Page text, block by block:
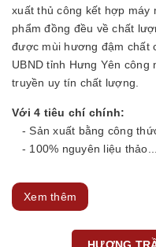
xuất thủ công kết hợp máy
phẩm đồng đều về chất
được mùi hương đậm chất
UBND tỉnh Hưng Yên
truyền uy tín chất lượng.
Với 4 tiêu chí chính:
- Sản xuất bằng công
- 100% nguyên liệu thảo...
Xem thêm
HƯƠNG